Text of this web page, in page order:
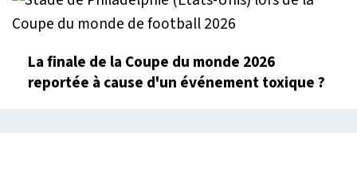
La finale de la Coupe du monde 2026
reportée à cause d'un événement toxique ?